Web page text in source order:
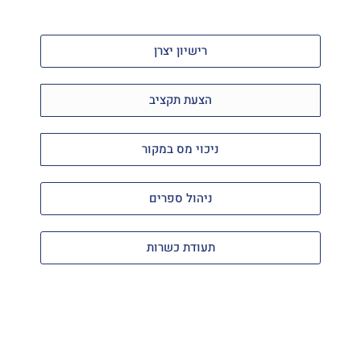
רישיון יצרן
הצעת תקציב
ניכוי מס במקור
ניהול ספרים
תעודת כשרות